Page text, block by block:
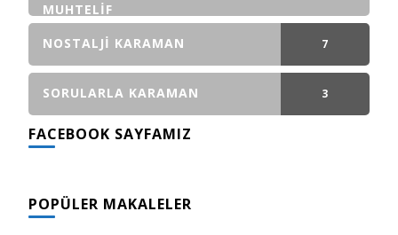
MUHTELIF
NOSTALJI KARAMAN
7
GÖNDERI(LER)
SORULARLA KARAMAN 3
FACEBOOK SAYFAMIZ
POPÜLER MAKALELER